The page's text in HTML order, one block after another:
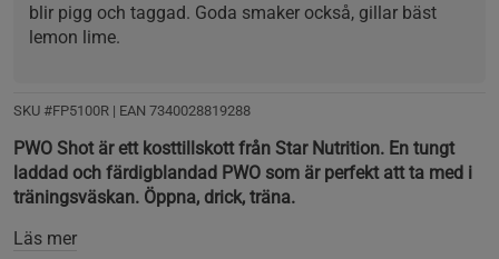
blir pigg och taggad. Goda smaker också, gillar bäst
lemon lime.
SKU #FP5100R | EAN 7340028819288
PWO Shot är ett kosttillskott från Star Nutrition. En tungt
laddad och färdigblandad PWO som är perfekt att ta med i
träningsväskan. Öppna, drick, träna.
Läs mer